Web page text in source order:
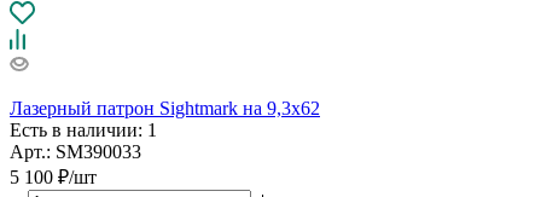
Лазерный патрон Sightmark на 9,3х62
Есть в наличии: 1
Арт.: SM390033
5 100 ₽/шт